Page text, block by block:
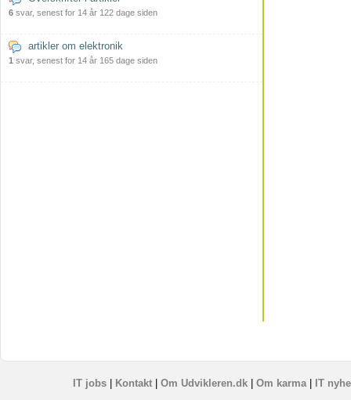
6 svar, senest for 14 år 122 dage siden
artikler om elektronik
1 svar, senest for 14 år 165 dage siden
IT jobs| Kontakt| Om Udvikleren.dk| Om karma| IT